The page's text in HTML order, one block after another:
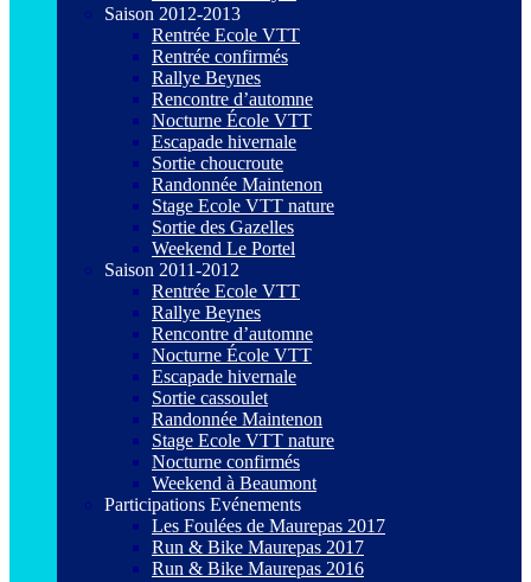
Saison 2012-2013
Rentrée Ecole VTT
Rentrée confirmés
Rallye Beynes
Rencontre d’automne
Nocturne École VTT
Escapade hivernale
Sortie choucroute
Randonnée Maintenon
Stage Ecole VTT nature
Sortie des Gazelles
Weekend Le Portel
Saison 2011-2012
Rentrée Ecole VTT
Rallye Beynes
Rencontre d’automne
Nocturne École VTT
Escapade hivernale
Sortie cassoulet
Randonnée Maintenon
Stage Ecole VTT nature
Nocturne confirmés
Weekend à Beaumont
Participations Evénements
Les Foulées de Maurepas 2017
Run & Bike Maurepas 2017
Run & Bike Maurepas 2016